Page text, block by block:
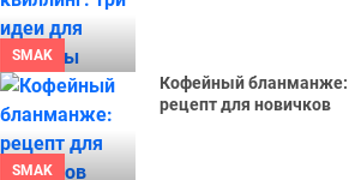
SMAK
SMAK
Кофейный бланманже:
рецепт для новичков